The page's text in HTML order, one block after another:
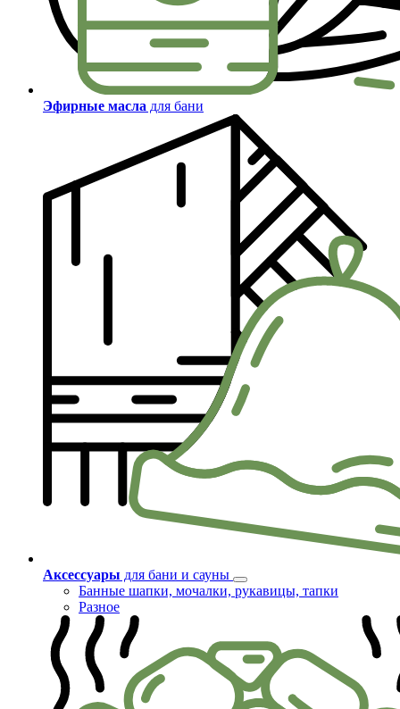
Эфирные масла для бани
Аксессуары для бани и сауны
Банные шапки, мочалки, рукавицы, тапки
Разное